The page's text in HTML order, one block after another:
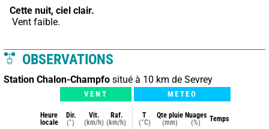
Cette nuit, ciel clair.
Vent faible.
OBSERVATIONS
Station Chalon-Champfo situé à 10 km de Sevrey
VENT METEO
Heure
locale
Dir.
(°)
Vit.
(km/h)
Raf.
(km/h)
T
(°C)
Qte pluie
(mm)
Nuages
(%)
Temps